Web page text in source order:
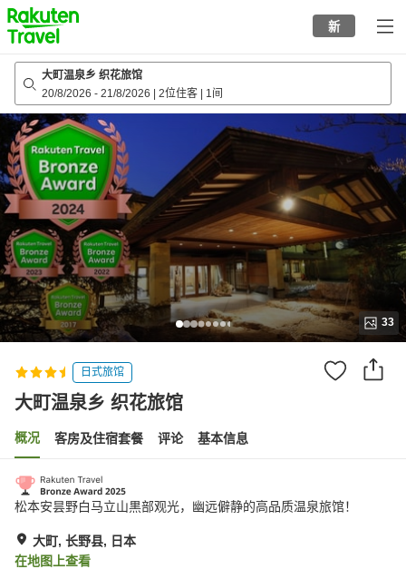
to
top
page
新
大町温泉乡 织花旅馆
20/8/2026 - 21/8/2026 2位住客 1间
33
日式旅馆
大町温泉乡 织花旅馆
概况 客房及住宿套餐 评论 基本信息
松本安昙野白马立山黒部观光，幽远僻静的高品质温泉旅馆！
大町, 长野县, 日本
在地图上查看